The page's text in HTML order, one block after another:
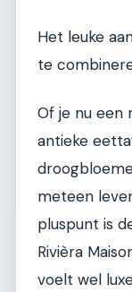
Het leuke
te
Of je nu een
antieke
meteen
pluspunt is
Rivièra
voelt wel